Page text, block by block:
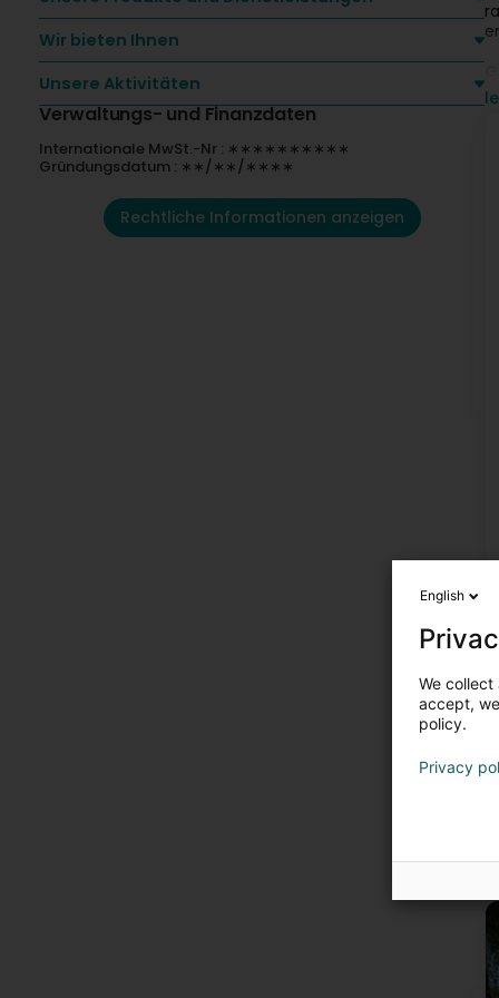
Wir bieten Ihnen
Unsere Aktivitäten
Verwaltungs- und Finanzdaten
Internationale MwSt.-Nr : ∗∗∗∗∗∗∗∗∗∗
Gründungsdatum : ∗∗/∗∗/∗∗∗∗
Rechtliche Informationen anzeigen
English
We
accept,
policy.
Privacy